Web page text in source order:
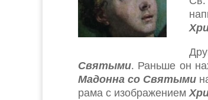
Святыми. Раньше он
Мадонна со Святыми
рама с изображением